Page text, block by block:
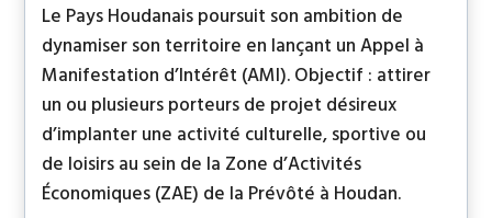
Le Pays Houdanais poursuit son ambition de
dynamiser son territoire en lançant un Appel à
Manifestation d’Intérêt (AMI). Objectif : attirer
un ou plusieurs porteurs de projet désireux
d’implanter une activité culturelle, sportive ou
de loisirs au sein de la Zone d’Activités
Économiques (ZAE) de la Prévôté à Houdan.